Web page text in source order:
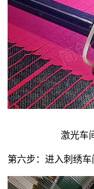
激光车
第六步：进入刺绣车